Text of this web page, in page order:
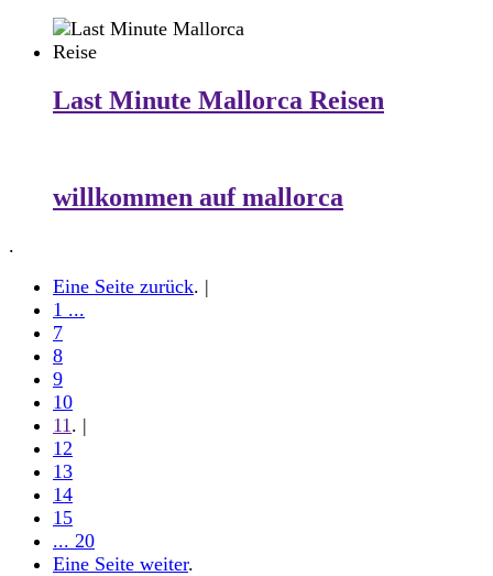
Last Minute Mallorca Reisen
willkommen auf mallorca
.
Eine Seite zurück. |
1 ...
7
8
9
10
11 . |
12
13
14
15
... 20
Eine Seite weiter.